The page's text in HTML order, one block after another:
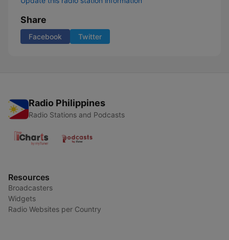
Share
Facebook Twitter
Radio Philippines
Radio Stations and Podcasts
Resources
Broadcasters
Widgets
Radio Websites per Country